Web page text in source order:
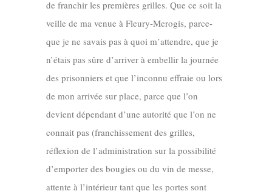
de franchir les premières grilles. Que ce soit la
veille de ma venue à Fleury-Merogis, parce-
que je ne savais pas à quoi m’attendre, que je
n’étais pas sûre d’arriver à embellir la journée
des prisonniers et que l’inconnu effraie ou lors
de mon arrivée sur place, parce que l’on
devient dépendant d’une autorité que l’on ne
connait pas (franchissement des grilles,
réflexion de l’administration sur la possibilité
d’emporter des bougies ou du vin de messe,
attente à l’intérieur tant que les portes sont